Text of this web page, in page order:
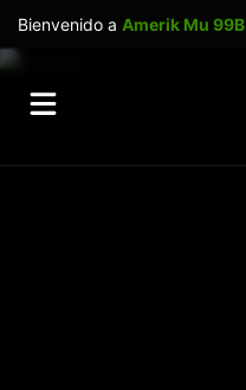
Bienvenido a Amerik Mu 99B